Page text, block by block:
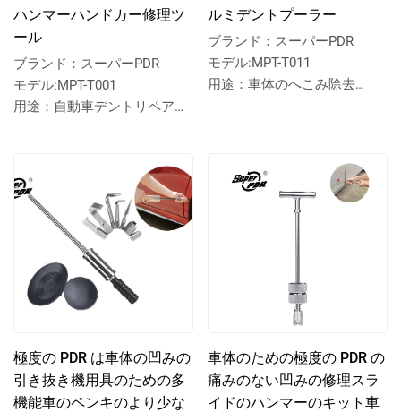
ハンマーハンドカー修理ツ
ール
ブランド：スーパーPDR
モデル:MPT-T001
用途：自動車デントリペアツ
ルミデントプーラー
ブランド：スーパーPDR
モデル:MPT-T011
用途：車体のへこみ除去
極度の PDR は車体の凹みの
引き抜き機用具のための多
機能車のペンキのより少な
車体のための極度の PDR の
痛みのない凹みの修理スラ
イドのハンマーのキット車